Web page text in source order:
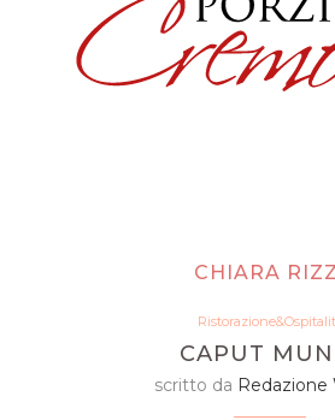
CHIARA
CAPUT
scritto da Redazione